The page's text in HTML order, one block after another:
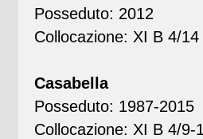
Posseduto: 2012
Collocazione: XI B 4/14
Casabella
Posseduto: 1987-2015
Collocazione: XI B 4/9-